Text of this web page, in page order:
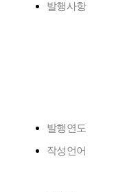
발행사항
발행연도
작성언어